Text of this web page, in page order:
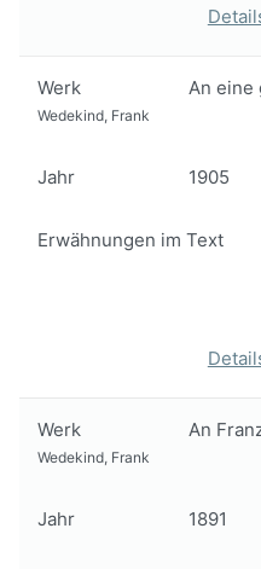
Werk An eine
Wedekind, Frank
Jahr 1905
Erwähnungen im Text
Werk An
Wedekind, Frank
Jahr 1891